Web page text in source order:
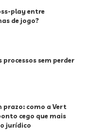
play entre
de jogo?
sem perder
prazo: como a Vert
cego que mais
jurídico